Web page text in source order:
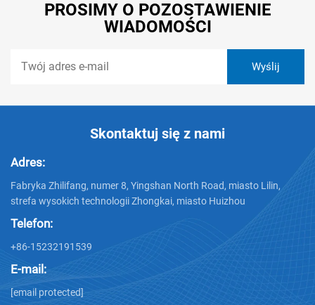
PROSIMY O POZOSTAWIENIE
WIADOMOŚCI
Skontaktuj się z nami
Adres:
Fabryka Zhilifang, numer 8, Yingshan North Road, miasto Lilin,
strefa wysokich technologii Zhongkai, miasto Huizhou
Telefon:
+86-15232191539
E-mail:
[email protected]